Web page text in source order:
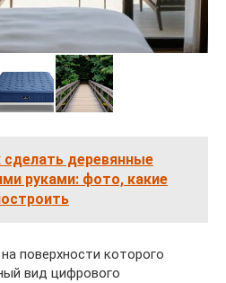
сделать деревянные
руками: фото, какие
поверхности которого
вид цифрового